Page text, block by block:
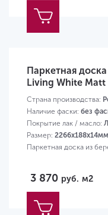
Паркетная
Living White Matt
Страна производства:
Наличие фаски: без
Покрытие лак / масло:
Размер: 2266х188х14мм
Паркетная доска из
3 870 руб. м2